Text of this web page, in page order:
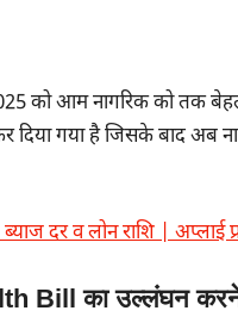
को आम नागरिक को तक
गया है जिसके बाद अब
दर व लोन राशि | अप्लाई
का उल्लंघन करने